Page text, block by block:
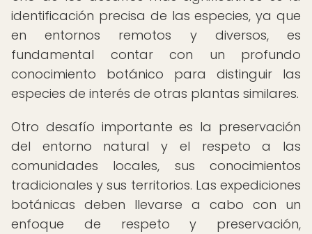
identificación precisa de las especies, ya que
en entornos remotos y diversos, es
fundamental contar con un profundo
conocimiento botánico para distinguir las
especies de interés de otras plantas similares.
Otro desafío importante es la preservación
del entorno natural y el respeto a las
comunidades locales, sus conocimientos
tradicionales y sus territorios. Las expediciones
botánicas deben llevarse a cabo con un
enfoque de respeto y preservación,